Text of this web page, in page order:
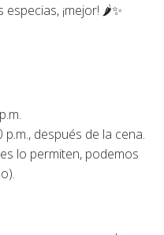
¡mejor! 🌶️✨
después de la cena.
lo permiten, podemos